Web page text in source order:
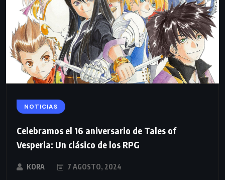
NOTICIAS
Celebramos el 16 aniversario de Tales of
Vesperia: Un clásico de los RPG
KORA 7 AGOSTO, 2024